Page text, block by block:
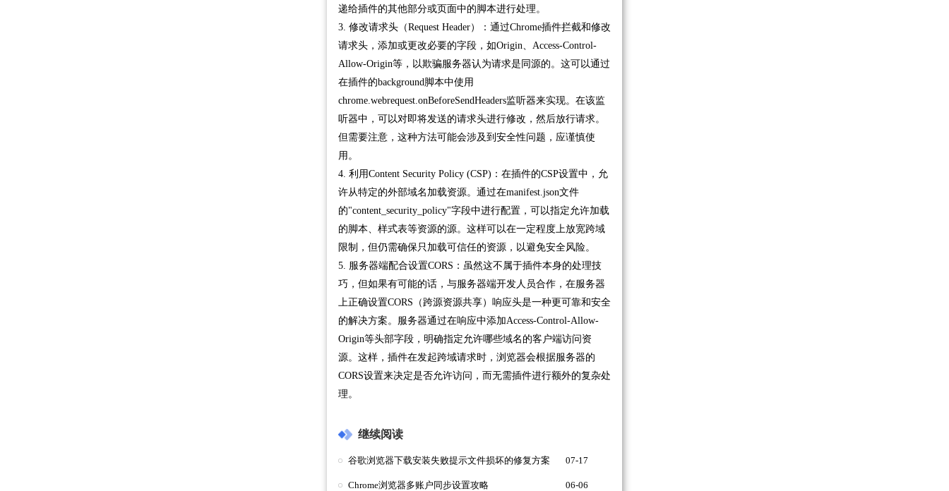
递给插件的其他部分或页面中的脚本进行处理。
3. 修改请求头（Request Header）：通过Chrome插件拦截和修改
请求头，添加或更改必要的字段，如Origin、Access-Control-
Allow-Origin等，以欺骗服务器认为请求是同源的。这可以通过
在插件的background脚本中使用
chrome.webrequest.onBeforeSendHeaders监听器来实现。在该监
听器中，可以对即将发送的请求头进行修改，然后放行请求。
但需要注意，这种方法可能会涉及到安全性问题，应谨慎使
用。
4. 利用Content Security Policy (CSP)：在插件的CSP设置中，允
许从特定的外部域名加载资源。通过在manifest.json文件
的"content_security_policy"字段中进行配置，可以指定允许加载
的脚本、样式表等资源的源。这样可以在一定程度上放宽跨域
限制，但仍需确保只加载可信任的资源，以避免安全风险。
5. 服务器端配合设置CORS：虽然这不属于插件本身的处理技
巧，但如果有可能的话，与服务器端开发人员合作，在服务器
上正确设置CORS（跨源资源共享）响应头是一种更可靠和安全
的解决方案。服务器通过在响应中添加Access-Control-Allow-
Origin等头部字段，明确指定允许哪些域名的客户端访问资
源。这样，插件在发起跨域请求时，浏览器会根据服务器的
CORS设置来决定是否允许访问，而无需插件进行额外的复杂处
理。
继续阅读
谷歌浏览器下载安装失败提示文件损坏的修复方案 07-17
Chrome浏览器多账户同步设置攻略 06-06